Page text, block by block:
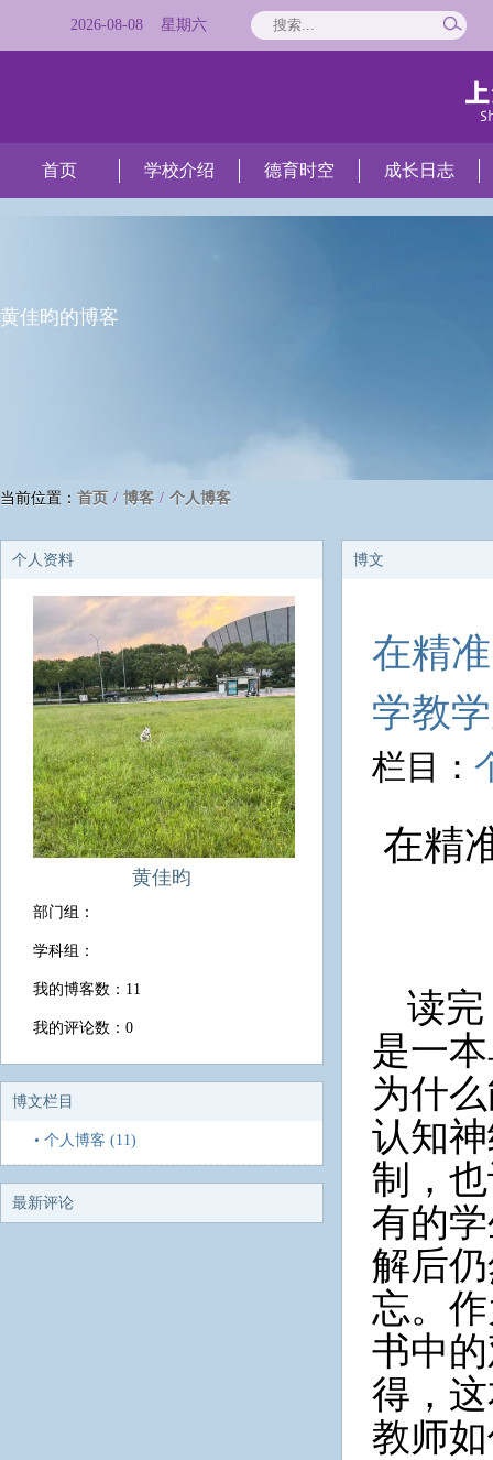
2026-08-08 星期 六
首页 学校介绍 德育时空 成长日志
黄佳昀的博客
当前位置： 首页 / 博客 / 个人博客
个人资料
黄佳昀
部门组：
学科组：
我的博客数：11
我的评论数：0
博文栏目
• 个人博客 (11)
最新评论
博文
在精
学教
栏目：
在精
读
是一
为什
认知
制，
有的
解后
忘。
书中
得，
教师